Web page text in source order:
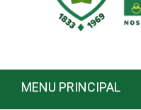
MENU PRINCIPAL